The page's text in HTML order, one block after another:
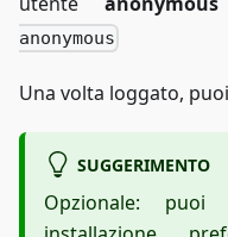
anonymous
Una volta loggato,
SUGGERIMENTO
Opzionale: